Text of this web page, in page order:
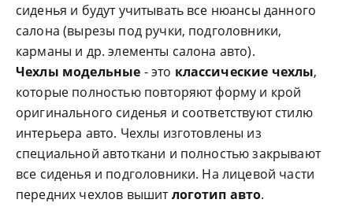
сиденья и будут учитывать все нюансы данного
салона (вырезы под ручки, подголовники,
карманы и др. элементы салона авто).
Чехлы модельные - это классические чехлы,
которые полностью повторяют форму и крой
оригинального сиденья и соответствуют стилю
интерьера авто. Чехлы изготовлены из
специальной автоткани и полностью закрывают
все сиденья и подголовники. На лицевой части
передних чехлов вышитлоготип авто.